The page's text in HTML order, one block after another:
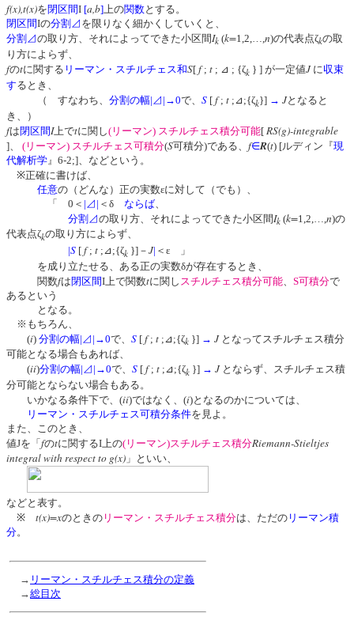
f(x),t(x)を閉区間I [a,b] 上の関数とする。
閉区間Iの分割⊿ を限りなく細かくしていくと、
分割⊿の取り方、それによってできた小区間Ik (k=1,2,…, n)の代表点ζkの取
り方によらず、
fのtに関する リーマン・スチルチェス和S[ f; t ; ⊿ ; {ζk } ] が一定値Jに収束
するとき、
（ すなわち、 分割の幅|⊿| →0で、 S [ f; t ;⊿;{ζk}] → Jとなると
き、）
fは閉区間I上でtに関し(リーマン) スチルチェス積分可能[ RS(g)-integrable
]、 (リーマン) スチルチェス可積分(S可積分)である、 f∈R(t) [ルディン『現
代解析学 』6-2;]、などという。
※正確に書けば、
任意の（どんな）正の実数εに対して（でも）、
「 0＜ |⊿| ＜δ ならば
分割⊿の取り方、それによってできた小区間Ik (k=1,2,…, n)の
代表点ζkの取り方によらず、
|S [ f; t ;⊿;{ζk }]－ J| ＜ε 」
を成り立たせる、ある正の実数δが存在するとき、
関数fは閉区間I上で関数tに関し スチルチェス積分可能 S可積分で
あるという
となる。
※もちろん、
(i) 分割の幅|⊿| →0で、 S [ f; t ;⊿;{ζk }] → Jとなってスチルチェス積分
可能となる場合もあれば、
(ii)分割の幅|⊿| →0で、 S [ f; t ;⊿;{ζk }] → Jとならず、スチルチェス積
分可能とならない場合もある。
いかなる条件下で、(ii)ではなく、(i)となるのかについては、
リーマン・スチルチェス可積分条件を見よ。
また、このとき、
値Jを「 fのtに関するI上の(リーマン)スチルチェス積分Riemann-Stieltjes
integral with respect to g(x) 」といい、
などと表す。
※ t(x)=xのときの リーマン・スチルチェス積分は、ただの リーマン積
分。
→ リーマン・スチルチェス積分の定義
→総目次